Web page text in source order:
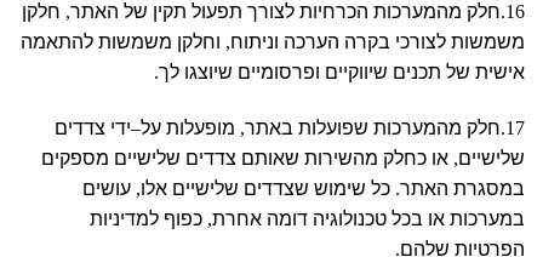
16. חלק מהמערכות הכרחיות לצורך תפעול תקין של האתר, חלקן
משמשות לצורכי בקרה הערכה וניתוח, וחלקן משמשות להתאמה
אישית של תכנים שיווקיים ופרסומיים שיוצגו לך.
17. חלק מהמערכות שפועלות באתר, מופעלות על–ידי צדדים
שלישיים, או כחלק מהשירות שאותם צדדים שלישיים מספקים
במסגרת האתר. כל שימוש שצדדים שלישיים אלו, עושים
במערכות או בכל טכנולוגיה דומה אחרת, כפוף למדיניות
הפרטיות שלהם.